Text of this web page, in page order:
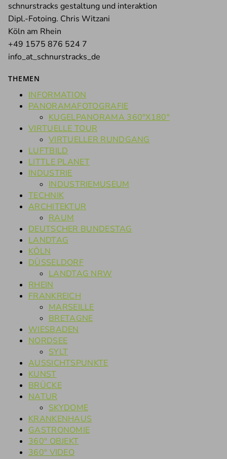
schnurstracks gestaltung und interaktion
Dipl.-Fotoing. Chris Witzani
Köln am Rhein
+49 1575 876 524 7
info_at_schnurstracks_de
THEMEN
INFORMATION
PANORAMAFOTOGRAFIE
KUGELPANORAMA 360°X180°
VIRTUELLE TOUR
VIRTUELLER RUNDGANG
LUFTBILD
LITTLE PLANET
INDUSTRIE
INDUSTRIEMUSEUM
TECHNIK
ARCHITEKTUR
RAUM
DEUTSCHER BUNDESTAG
LANDTAG
KÖLN
DÜSSELDORF
LANDTAG NRW
RHEIN
FRANKREICH
MARSEILLE
BRETAGNE
WIESBADEN
NORDSEE
SYLT
AUSSICHTSPUNKTE
KUNST
BRÜCKE
NATUR
SKYDOME
KRANKENHAUS
GASTRONOMIE
360° OBJEKT
360° VIDEO